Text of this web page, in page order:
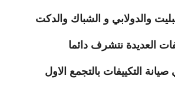
والدولابي و الشباك والدكت
العديدة نتشرف دائما
التكييفات بالتجمع الاول